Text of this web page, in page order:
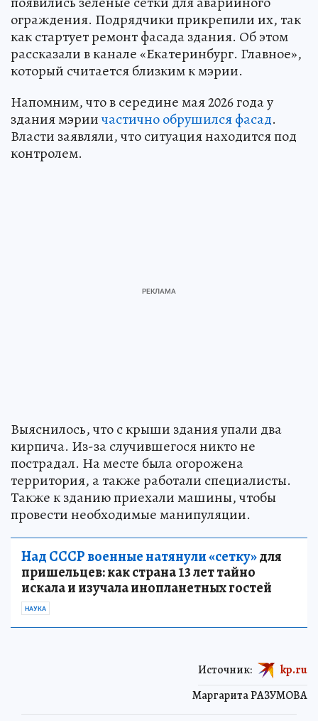
ограждения. Подрядчики прикрепили их, так
как стартует ремонт фасада здания. Об этом
рассказали в канале «Екатеринбург. Главное»,
который считается близким к мэрии.
Напомним, что в середине мая 2026 года у
здания мэриичастично обрушился фасад.
Власти заявляли, что ситуация находится под
контролем.
Выяснилось, что с крыши здания упали два
кирпича. Из-за случившегося никто не
пострадал. На месте была огорожена
территория, а также работали специалисты.
Также к зданию приехали машины, чтобы
провести необходимые манипуляции.
Над СССР военные натянули «сетку»для
пришельцев: как страна 13 лет тайно
искала и изучала инопланетных гостей
НАУКА
Маргарита РАЗУМОВА
Источник: kp.ru